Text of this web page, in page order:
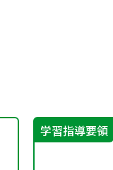
学習指導要領